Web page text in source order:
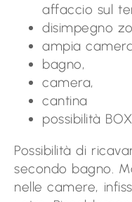
affaccio sul
disimpegno
ampia
bagno,
camera,
cantina
possibilità
Possibilità di
secondo bagno.
nelle camere,